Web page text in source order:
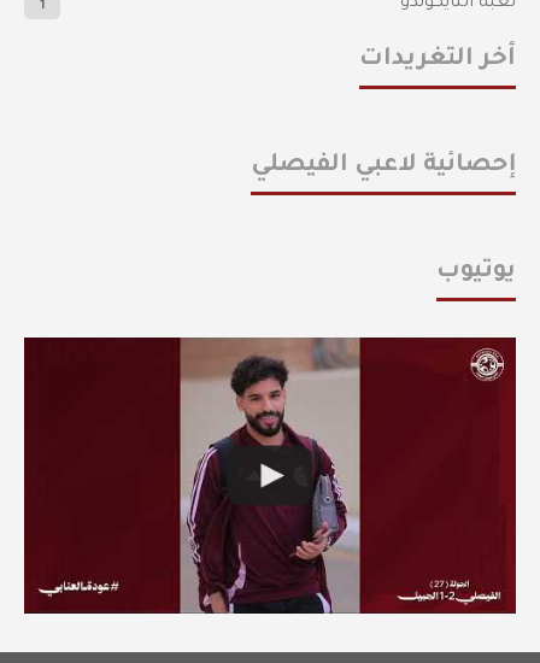
1
أخر التغريدات
إحصائية لاعبي الفيصلي
يوتيوب